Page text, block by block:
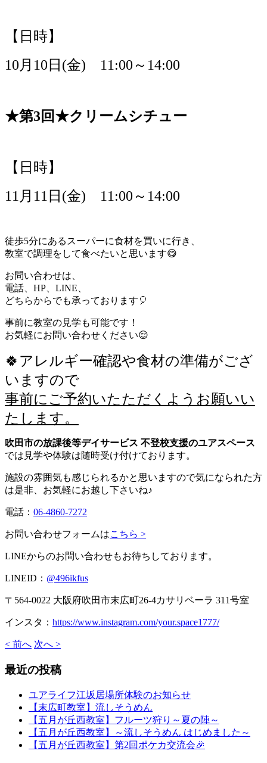
【日時】
10月10日(金) 11:00～14:00
★第3回★クリームシチュー
【日時】
11月11日(金) 11:00～14:00
徒歩5分にあるスーパーに食材を買いに行き、
教室で調理をして食べたいと思います😋
お問い合わせは、
電話、HP、LINE、
どちらからでも承っております🎈
事前に教室の見学も可能です！
お気軽にお問い合わせください😌
🍀アレルギー確認や食材の準備がござ
いますので
事前にご予約いたただくようお願いい
たします。
吹田市の放課後等デイサービス 不登校支援のユアスペース
では見学や体験は随時受け付けております。
施設の雰囲気も感じられるかと思いますので気になられた方
は是非、お気軽にお越し下さいね♪
電話： 06-4860-7272
お問い合わせフォームはこちら >
LINEからのお問い合わせもお待ちしております。
LINEID： @496ikfus
〒564-0022 大阪府吹田市末広町26-4カサリベーラ 311号室
インスタ： https://www.instagram.com/your.space1777/
< 前へ 次へ >
最近の投稿
ユアライフ江坂居場所体験のお知らせ
【末広町教室】流しそうめん
【五月が丘西教室】フルーツ狩り～夏の陣～
【五月が丘西教室】～流しそうめん はじめました～
【五月が丘西教室】第2回ポケカ交流会🎉